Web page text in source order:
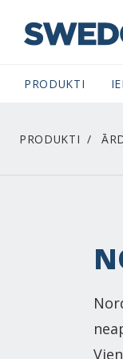
PRODUKTI
PRODUKTI